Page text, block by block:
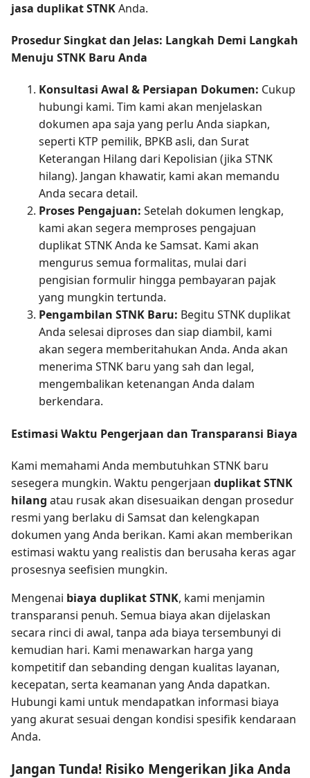
jasa duplikat STNKAnda.
Prosedur Singkat dan Jelas: Langkah Demi Langkah
Menuju STNK Baru Anda
Konsultasi Awal & Persiapan Dokumen: Cukup
hubungi kami. Tim kami akan menjelaskan
dokumen apa saja yang perlu Anda siapkan,
seperti KTP pemilik, BPKB asli, dan Surat
Keterangan Hilang dari Kepolisian (jika STNK
hilang). Jangan khawatir, kami akan memandu
Anda secara detail.
Proses Pengajuan: Setelah dokumen lengkap,
kami akan segera memproses pengajuan
duplikat STNK Anda ke Samsat. Kami akan
mengurus semua formalitas, mulai dari
pengisian formulir hingga pembayaran pajak
yang mungkin tertunda.
Pengambilan STNK Baru: Begitu STNK duplikat
Anda selesai diproses dan siap diambil, kami
akan segera memberitahukan Anda. Anda akan
menerima STNK baru yang sah dan legal,
mengembalikan ketenangan Anda dalam
berkendara.
Estimasi Waktu Pengerjaan dan Transparansi Biaya
Kami memahami Anda membutuhkan STNK baru
sesegera mungkin. Waktu pengerjaan duplikat STNK
hilang atau rusak akan disesuaikan dengan prosedur
resmi yang berlaku di Samsat dan kelengkapan
dokumen yang Anda berikan. Kami akan memberikan
estimasi waktu yang realistis dan berusaha keras agar
prosesnya seefisien mungkin.
Mengenai biaya duplikat STNK, kami menjamin
transparansi penuh. Semua biaya akan dijelaskan
secara rinci di awal, tanpa ada biaya tersembunyi di
kemudian hari. Kami menawarkan harga yang
kompetitif dan sebanding dengan kualitas layanan,
kecepatan, serta keamanan yang Anda dapatkan.
Hubungi kami untuk mendapatkan informasi biaya
yang akurat sesuai dengan kondisi spesifik kendaraan
Anda.
Jangan Tunda! Risiko Mengerikan Jika Anda